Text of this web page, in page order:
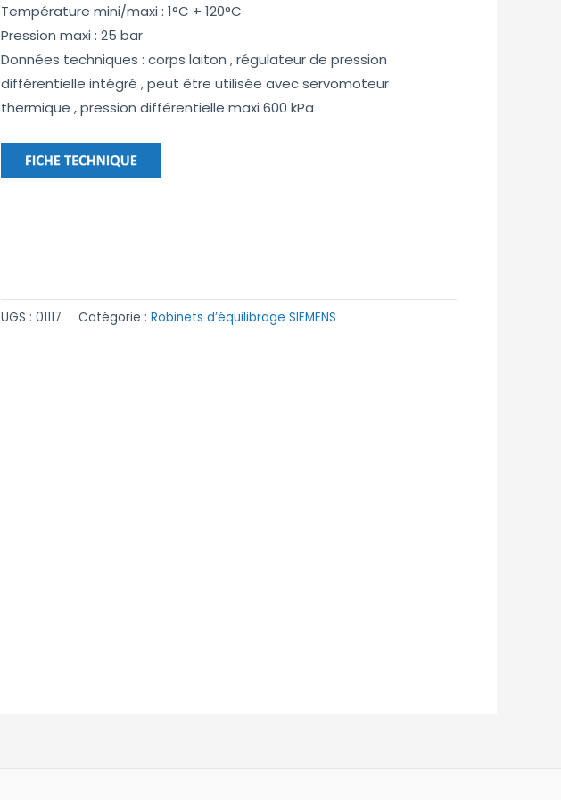
Température mini/maxi : 1°C + 120°C
Pression maxi : 25 bar
Données techniques : corps laiton , régulateur de pression
différentielle intégré , peut être utilisée avec servomoteur
thermique , pression différentielle maxi 600 kPa
UGS :01117 Catégorie :Robinets d’équilibrage SIEMENS